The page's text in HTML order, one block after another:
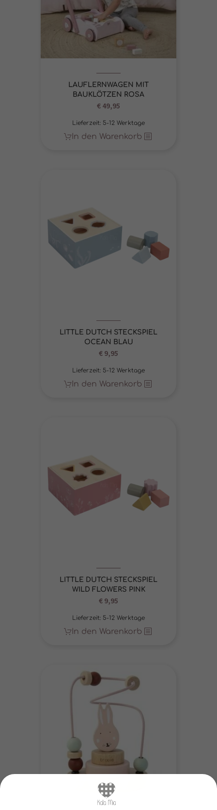
LAUFLERNWAGEN MIT
BAUKLÖTZEN ROSA
€ 49,95
Lieferzeit: 5-12 Werktage
In den Warenkorb
LITTLE DUTCH STECKSPIEL
OCEAN BLAU
€ 9,95
Lieferzeit: 5-12 Werktage
In den Warenkorb
LITTLE DUTCH STECKSPIEL
WILD FLOWERS PINK
€ 9,95
Lieferzeit: 5-12 Werktage
In den Warenkorb